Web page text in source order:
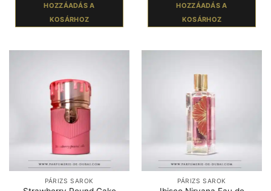
HOZZÁADÁS A
KOSÁRHOZ
HOZZÁADÁS A
KOSÁRHOZ
PÁRIZS SAROK PÁRIZS SAROK